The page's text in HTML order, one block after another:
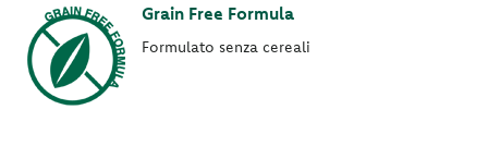
Grain Free Formula
Formulato senza cereali